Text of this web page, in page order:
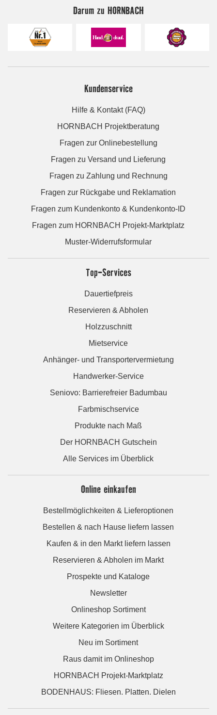
Darum zu HORNBACH
Kundenservice
Hilfe & Kontakt (FAQ)
HORNBACH Projektberatung
Fragen zur Onlinebestellung
Fragen zu Versand und Lieferung
Fragen zu Zahlung und Rechnung
Fragen zur Rückgabe und Reklamation
Fragen zum Kundenkonto & Kundenkonto-ID
Fragen zum HORNBACH Projekt-Marktplatz
Muster-Widerrufsformular
Top-Services
Dauertiefpreis
Reservieren & Abholen
Holzzuschnitt
Mietservice
Anhänger- und Transportervermietung
Handwerker-Service
Seniovo: Barrierefreier Badumbau
Farbmischservice
Produkte nach Maß
Der HORNBACH Gutschein
Alle Services im Überblick
Online einkaufen
Bestellmöglichkeiten & Lieferoptionen
Bestellen & nach Hause liefern lassen
Kaufen & in den Markt liefern lassen
Reservieren & Abholen im Markt
Prospekte und Kataloge
Newsletter
Onlineshop Sortiment
Weitere Kategorien im Überblick
Neu im Sortiment
Raus damit im Onlineshop
HORNBACH Projekt-Marktplatz
BODENHAUS: Fliesen. Platten. Dielen